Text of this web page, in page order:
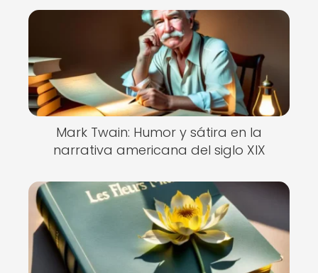
Mark Twain: Humor y sátira en la
narrativa americana del siglo XIX